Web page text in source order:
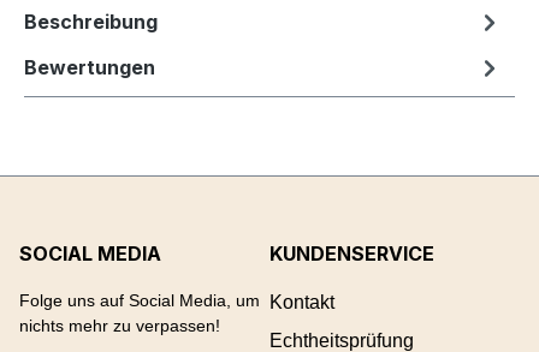
Beschreibung
Bewertungen
SOCIAL MEDIA
Folge uns auf Social Media, um
nichts mehr zu verpassen!
KUNDENSERVICE
Kontakt
Echtheitsprüfung